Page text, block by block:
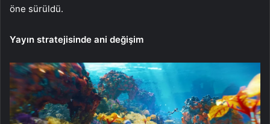
öne sürüldü.
Yayın stratejisinde ani değişim